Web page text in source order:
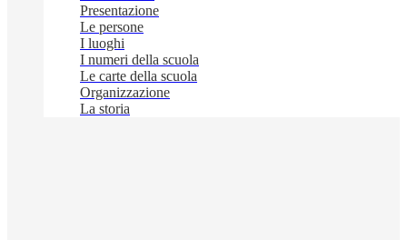
Presentazione
Le persone
I luoghi
I numeri della scuola
Le carte della scuola
Organizzazione
La storia